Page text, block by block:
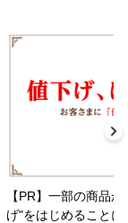
【PR】一部の商品
げ"をはじめること